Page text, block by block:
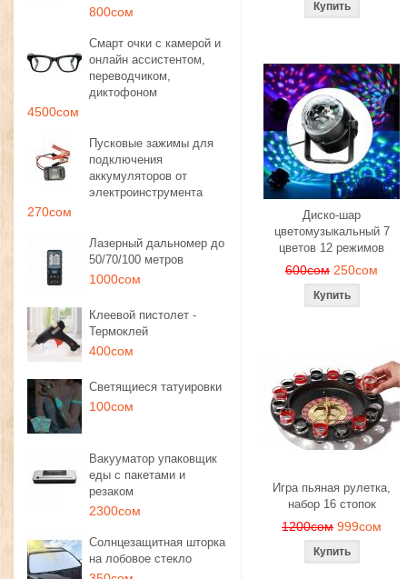
800сом
Смарт очки с камерой и
онлайн ассистентом,
переводчиком,
диктофоном
4500сом
Пусковые зажимы для
подключения
аккумуляторов от
электроинструмента
270сом
Лазерный дальномер до
50/70/100 метров
1000сом
Клеевой пистолет -
Термоклей
400сом
Светящиеся татуировки
100сом
Вакууматор упаковщик
еды с пакетами и
резаком
2300сом
Солнцезащитная шторка
на лобовое стекло
Диско-шар
цветомузыкальный 7
цветов 12 режимов
600сом 250сом
Игра пьяная рулетка,
набор 16 стопок
1200сом 999сом